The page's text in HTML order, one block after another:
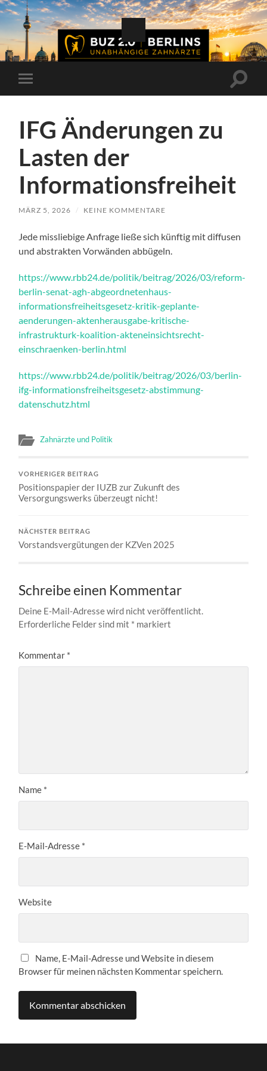
Mobile-
Menü
IFG Änderungen zu
Lasten der
Informationsfreiheit
MÄRZ 5, 2026 / KEINE KOMMENTARE
Jede missliebige Anfrage ließe sich künftig mit diffusen
und abstrakten Vorwänden abbügeln.
https://www.rbb24.de/politik/beitrag/2026/03/reform-
berlin-senat-agh-abgeordnetenhaus-
informationsfreiheitsgesetz-kritik-geplante-
aenderungen-aktenherausgabe-kritische-
infrastrukturk-koalition-akteneinsichtsrecht-
einschraenken-berlin.html
https://www.rbb24.de/politik/beitrag/2026/03/berlin-
ifg-informationsfreiheitsgesetz-abstimmung-
datenschutz.html
Zahnärzte und Politik
VORHERIGER BEITRAG
Positionspapier der IUZB zur Zukunft des
Versorgungswerks überzeugt nicht!
NÄCHSTER BEITRAG
Vorstandsvergütungen der KZVen 2025
Schreibe einen Kommentar
Deine E-Mail-Adresse wird nicht veröffentlicht.
Erforderliche Felder sind mit * markiert
Kommentar *
Name *
E-Mail-Adresse *
Website
Name, E-Mail-Adresse und Website in diesem
Browser für meinen nächsten Kommentar speichern.